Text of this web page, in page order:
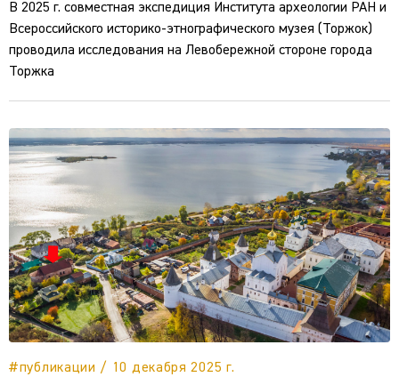
В 2025 г. совместная экспедиция Института археологии РАН и
Всероссийского историко-этнографического музея (Торжок)
проводила исследования на Левобережной стороне города
Торжка
#публикации / 10 декабря 2025 г.